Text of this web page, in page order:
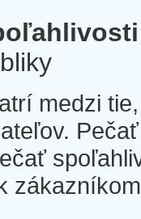
medzi